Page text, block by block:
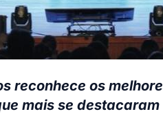
reconhece os
mais se